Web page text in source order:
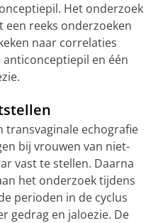
Het onderzoek
een reeks onderzoeken
naar correlaties
en één
transvaginale echografie
bij vrouwen van niet-
vast te stellen. Daarna
het onderzoek tijdens
perioden in de cyclus
gedrag en jaloezie. De